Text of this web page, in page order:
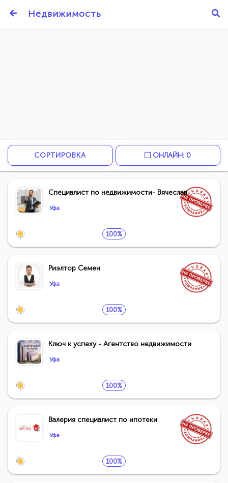
Недвижимость
СОРТИРОВКА ОНЛАЙН: 0
Специалист по недвижимости- Вячеслав
Уфа
100%
Риэлтор Семен
Уфа
100%
Ключ к успеху - Агентство недвижимости
Уфа
100%
Валерия специалист по ипотеки
Уфа
100%